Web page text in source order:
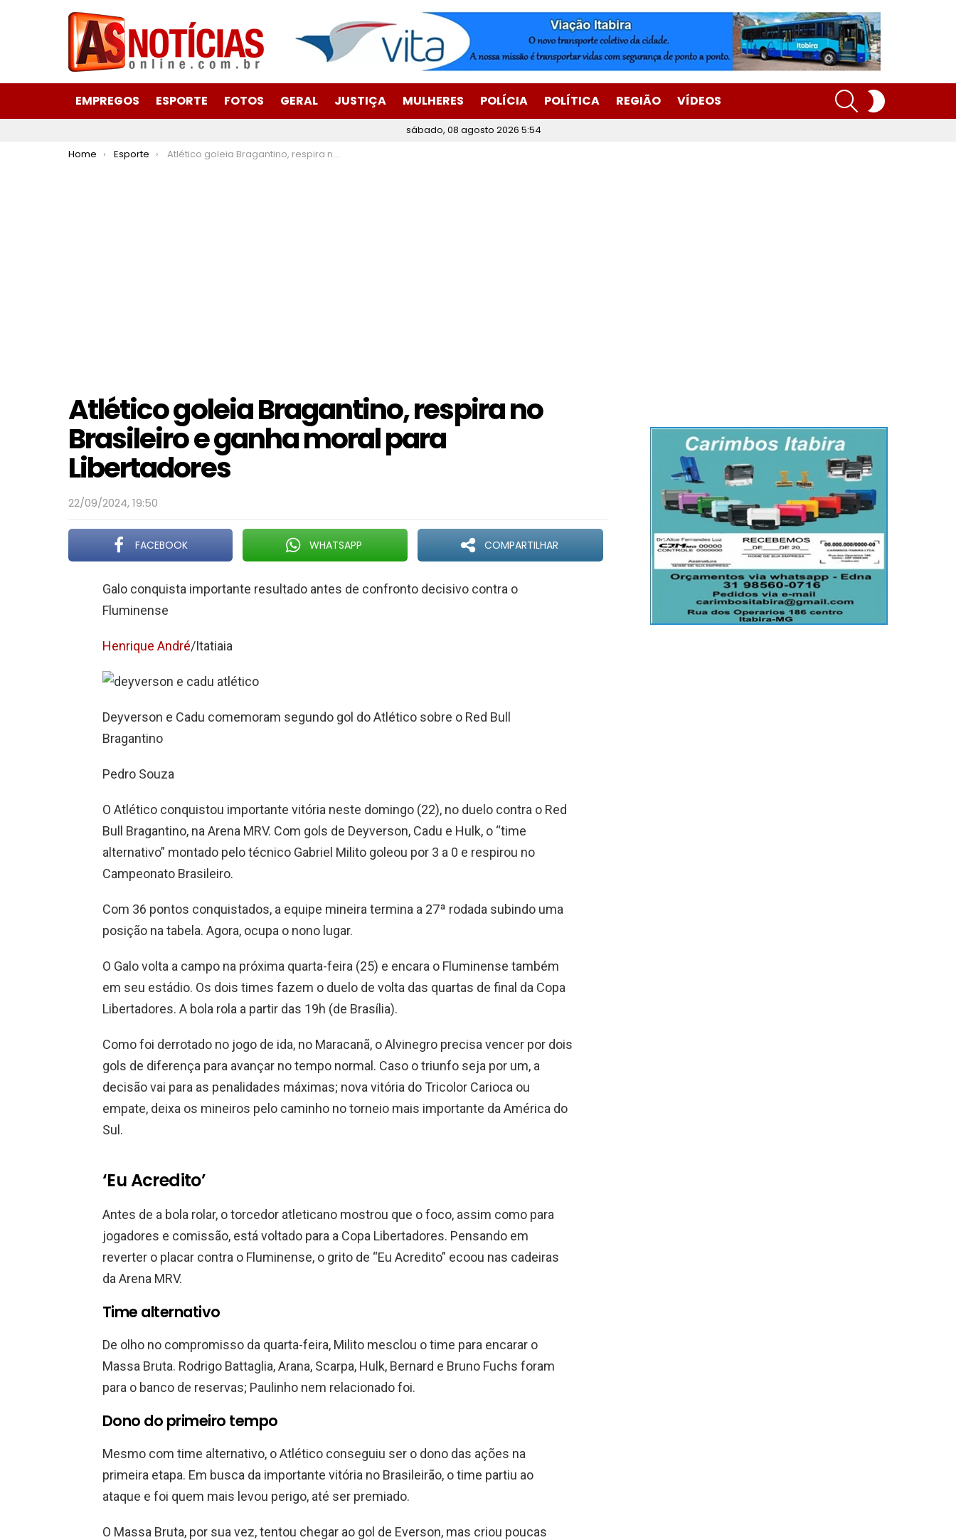
EMPREGOS ESPORTE FOTOS GERAL JUSTIÇA MULHERES POLÍCIA POLÍTICA REGIÃO VÍDEOS
SEARCH
sábado, 08 agosto 2026 5:54
You are here:
Home Esporte Atlético goleia Bragantino, respira no Brasileiro e ganha moral para Libertadores
Atlético goleia Bragantino, respira no
Brasileiro e ganha moral para
Libertadores
22/09/2024, 19:50
FACEBOOK WHATSAPP COMPARTILHAR
Galo conquista importante resultado antes de confronto decisivo contra o
Fluminense
Henrique André/Itatiaia
Deyverson e Cadu comemoram segundo gol do Atlético sobre o Red Bull
Bragantino
Pedro Souza
O Atlético conquistou importante vitória neste domingo (22), no duelo contra o Red
Bull Bragantino, na Arena MRV. Com gols de Deyverson, Cadu e Hulk, o “time
alternativo” montado pelo técnico Gabriel Milito goleou por 3 a 0 e respirou no
Campeonato Brasileiro.
Com 36 pontos conquistados, a equipe mineira termina a 27ª rodada subindo uma
posição na tabela. Agora, ocupa o nono lugar.
O Galo volta a campo na próxima quarta-feira (25) e encara o Fluminense também
em seu estádio. Os dois times fazem o duelo de volta das quartas de final da Copa
Libertadores. A bola rola a partir das 19h (de Brasília).
Como foi derrotado no jogo de ida, no Maracanã, o Alvinegro precisa vencer por dois
gols de diferença para avançar no tempo normal. Caso o triunfo seja por um, a
decisão vai para as penalidades máximas; nova vitória do Tricolor Carioca ou
empate, deixa os mineiros pelo caminho no torneio mais importante da América do
Sul.
‘Eu Acredito’
Antes de a bola rolar, o torcedor atleticano mostrou que o foco, assim como para
jogadores e comissão, está voltado para a Copa Libertadores. Pensando em
reverter o placar contra o Fluminense, o grito de “Eu Acredito” ecoou nas cadeiras
da Arena MRV.
Time alternativo
De olho no compromisso da quarta-feira, Milito mesclou o time para encarar o
Massa Bruta. Rodrigo Battaglia, Arana, Scarpa, Hulk, Bernard e Bruno Fuchs foram
para o banco de reservas; Paulinho nem relacionado foi.
Dono do primeiro tempo
Mesmo com time alternativo, o Atlético conseguiu ser o dono das ações na
primeira etapa. Em busca da importante vitória no Brasileirão, o time partiu ao
ataque e foi quem mais levou perigo, até ser premiado.
O Massa Bruta, por sua vez, tentou chegar ao gol de Everson, mas criou poucas